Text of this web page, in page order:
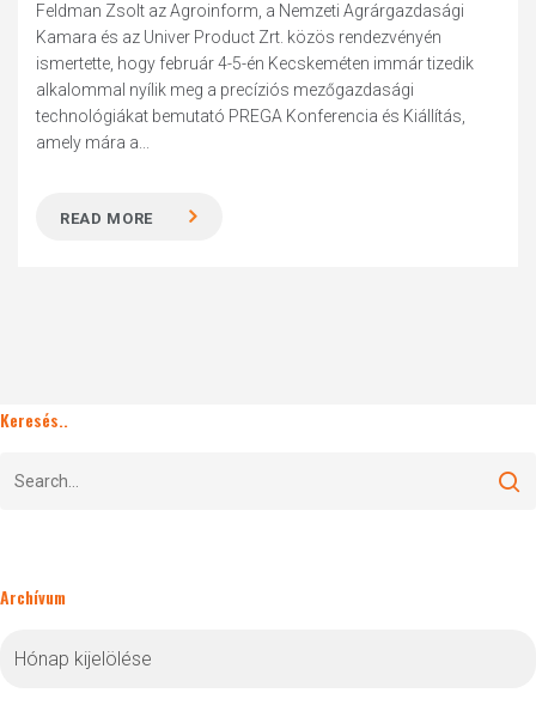
Feldman Zsolt az Agroinform, a Nemzeti Agrárgazdasági
Kamara és az Univer Product Zrt. közös rendezvényén
ismertette, hogy február 4-5-én Kecskeméten immár tizedik
alkalommal nyílik meg a precíziós mezőgazdasági
technológiákat bemutató PREGA Konferencia és Kiállítás,
amely mára a...
READ MORE
Keresés..
Archívum